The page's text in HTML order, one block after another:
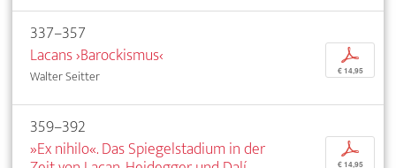
337–357
Lacans ›Barockismus‹
Walter Seitter
p
€ 14,95
359–392
»Ex nihilo«. Das Spiegelstadium in der
p
€ 14,95